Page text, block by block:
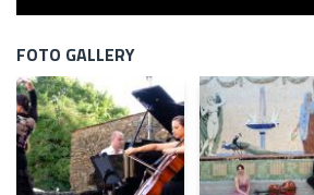
FOTO GALLERY